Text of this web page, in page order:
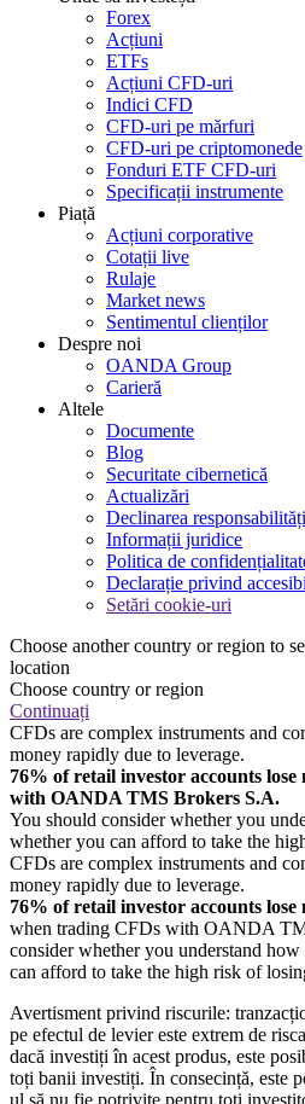
Forex
Acțiuni
ETFs
Acțiuni CFD-uri
Indici CFD
CFD-uri pe mărfuri
CFD-uri pe criptomonede
Fonduri ETF CFD-uri
Specificații instrumente
Piață
Acțiuni corporative
Cotații live
Rulaje
Market news
Sentimentul clienților
Despre noi
OANDA Group
Carieră
Altele
Documente
Blog
Securitate cibernetică
Actualizări
Declinarea
Informații juridice
Politica de
Declarație privind
Setări cookie-uri
Choose another country or region to
location
Choose country or region
Continuați
CFDs are complex instruments and
money rapidly due to leverage.
76% of retail investor accounts
with OANDA TMS Brokers S.A.
You should consider whether you
whether you can afford to take the
CFDs are complex instruments and
money rapidly due to leverage.
76% of retail investor accounts lose
when trading CFDs with OANDA
consider whether you understand
can afford to take the high risk of
Avertisment privind riscurile:
pe efectul de levier este extrem de
dacă investiți în acest produs, este
toți banii investiți. În consecință, este